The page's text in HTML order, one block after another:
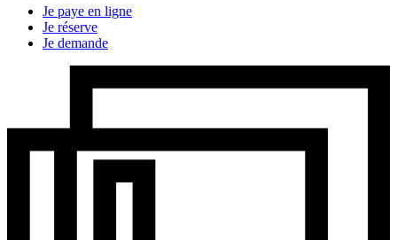
Je paye en ligne
Je réserve
Je demande